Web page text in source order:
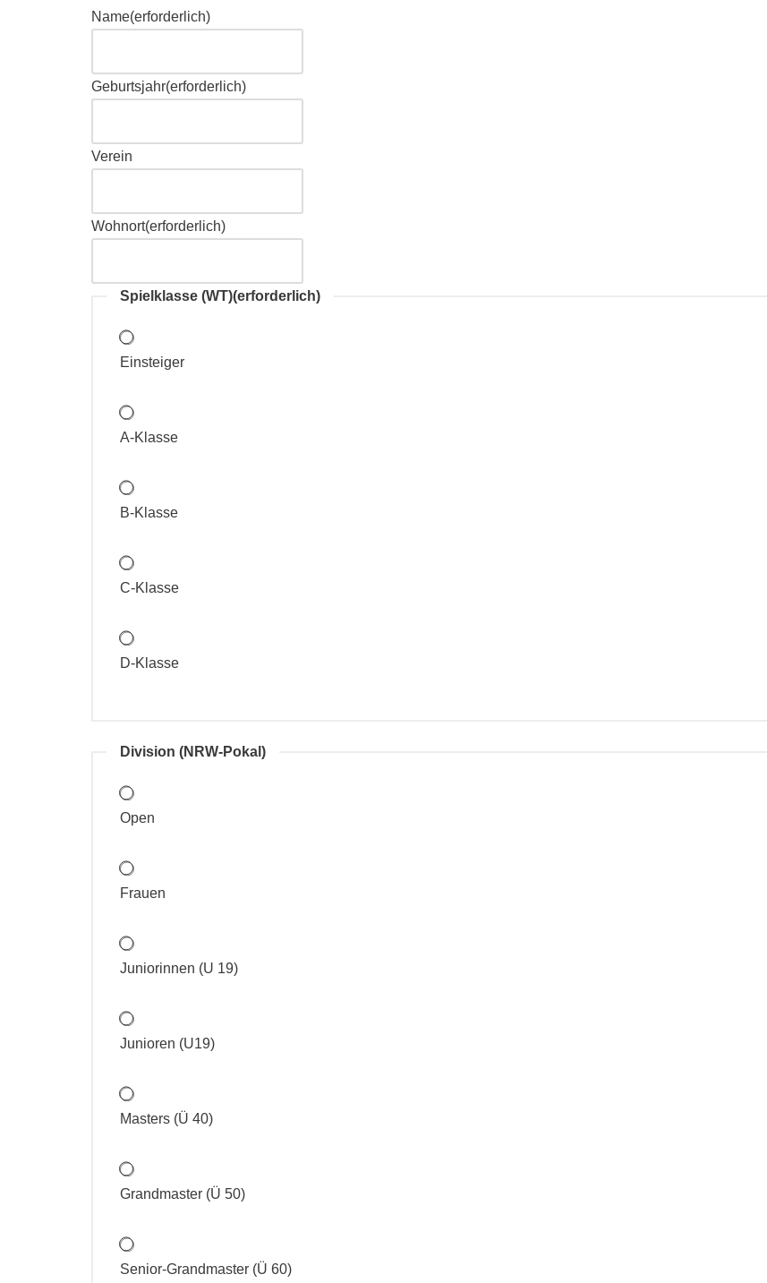
Name(erforderlich)
Geburtsjahr(erforderlich)
Verein
Wohnort(erforderlich)
Spielklasse (WT)(erforderlich)
Einsteiger
A-Klasse
B-Klasse
C-Klasse
D-Klasse
Division (NRW-Pokal)
Open
Frauen
Juniorinnen (U 19)
Junioren (U19)
Masters (Ü 40)
Grandmaster (Ü 50)
Senior-Grandmaster (Ü 60)